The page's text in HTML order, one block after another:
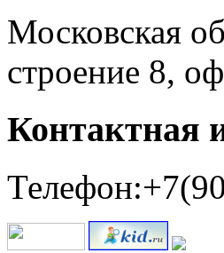
Московская
строение 8,
Контактная